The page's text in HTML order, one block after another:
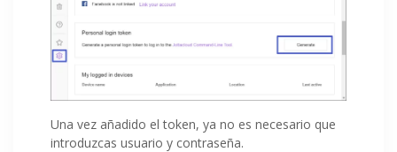
Una vez añadido el token, ya no es necesario que
introduzcas usuario y contraseña.